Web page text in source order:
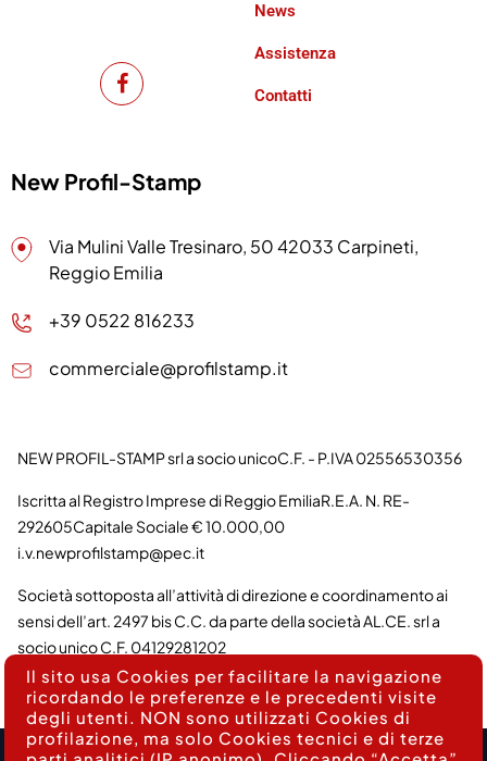
News
Assistenza
Contatti
New Profil-Stamp
Via Mulini Valle Tresinaro, 50 42033 Carpineti,
Reggio Emilia
+39 0522 816233
commerciale@profilstamp.it
NEW PROFIL-STAMP srl a socio unicoC.F. - P.IVA 02556530356
Iscritta al Registro Imprese di Reggio EmiliaR.E.A. N. RE-
292605Capitale Sociale € 10.000,00
i.v.newprofilstamp@pec.it
Società sottoposta all’attività di direzione e coordinamento ai
sensi dell’art. 2497 bis C.C. da parte della società AL.CE. srl a
socio unico C.F. 04129281202
Il sito usa Cookies per facilitare la navigazione
ricordando le preferenze e le precedenti visite
degli utenti. NON sono utilizzati Cookies di
profilazione, ma solo Cookies tecnici e di terze